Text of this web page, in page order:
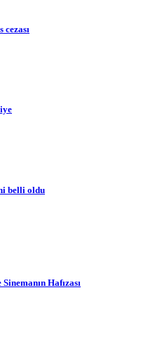
cezası
belli oldu
Hafızası